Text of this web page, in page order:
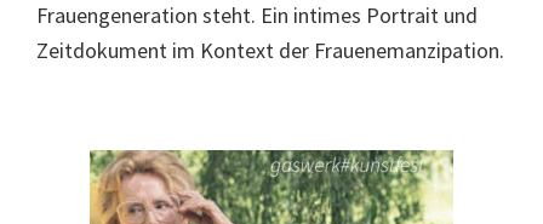
Frauengeneration steht. Ein intimes Portrait und
Zeitdokument im Kontext der Frauenemanzipation.